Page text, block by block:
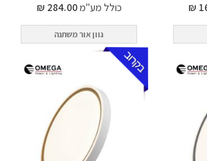
כולל מע"מ284.00 ₪
גוון אור משתנה